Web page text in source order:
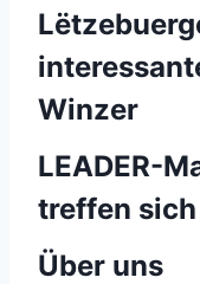
Winzer
LEADER-
treffen
Über uns